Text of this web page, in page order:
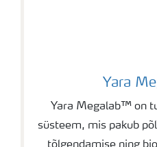
Yara
Yara Megalab™ on
süsteem, mis pakub